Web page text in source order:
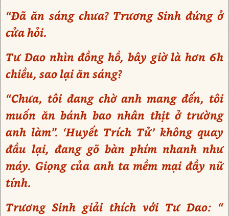
“Đã ăn sáng chưa? Trương Sinh đứng ở
cửa hỏi.
Tư Dao nhìn đồng hồ, bây giờ là hơn 6h
chiều, sao lại ăn sáng?
“Chưa, tôi đang chờ anh mang đến, tôi
muốn ăn bánh bao nhân thịt ở trường
anh làm”. ‘Huyết Trích Tử’ không quay
đầu lại, đang gõ bàn phím nhanh như
máy. Giọng của anh ta mềm mại đầy nữ
tính.
Trương Sinh giải thích với Tư Dao: “